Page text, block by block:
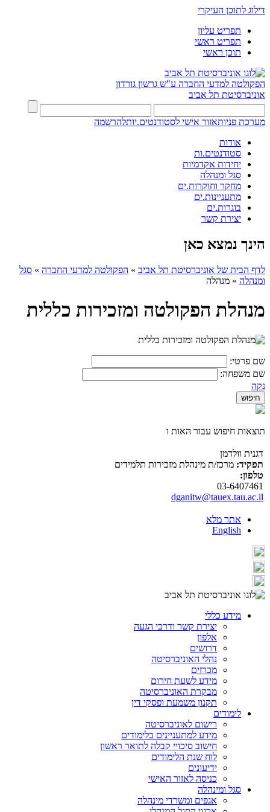
דילוג לתוכן העיקרי
תפריט עליון
תפריט ראשי
תוכן ראשי
הפקולטה למדעי החברה ע"ש גרשון גורדון
אוניברסיטת תל אביב
מערכת פניותאזור אישי לסטודנטים.יותלהרשמה
אודות
סטודנטים.ות
יחידות אקדמיות
סגל ומנהלה
מחקר וחוקרות.ים
מתעניינות.ים
בוגרות.ים
יצירת קשר
הינך נמצא כאן
לדף הבית של אוניברסיטת תל אביב » הפקולטה למדעי החברה » סגל
ומנהלה » מנהלה
מנהלת הפקולטה ומזכירות כללית
שם פרטי:
שם משפחה:
נקה
תוצאות חיפוש עבור האות ו
דגנית וולדמן
תפקיד: מרכז/ת מינהלת מזכירות תלמידים
טלפון:
03-6407461
dganitw@tauex.tau.ac.il
אתר מלא
English
מידע כללי
יצירת קשר ודרכי הגעה
אלפון
דרושים
נהלי האוניברסיטה
מכרזים
מידע לשעת חירום
מבקרת האוניברסיטה
תקנון משמעת ופסקי דין
לימודים
רישום לאוניברסיטה
מידע למתעניינים בלימודים
חישוב סיכויי קבלה לתואר ראשון
לוח שנת הלימודים
ידיעונים
כניסה לאזור האישי
סגל ומינהלה
אגפים ומשרדי מינהלה